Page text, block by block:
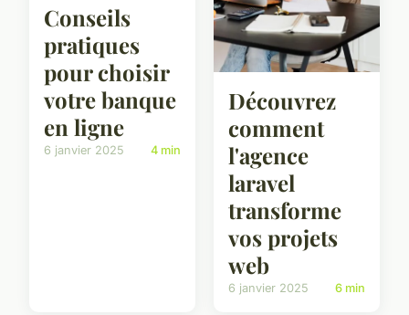
Conseils
pratiques
pour choisir
votre banque
en ligne
6 janvier 2025 4 min
Découvrez
comment
l'agence
laravel
transforme
vos projets
web
6 janvier 2025 6 min